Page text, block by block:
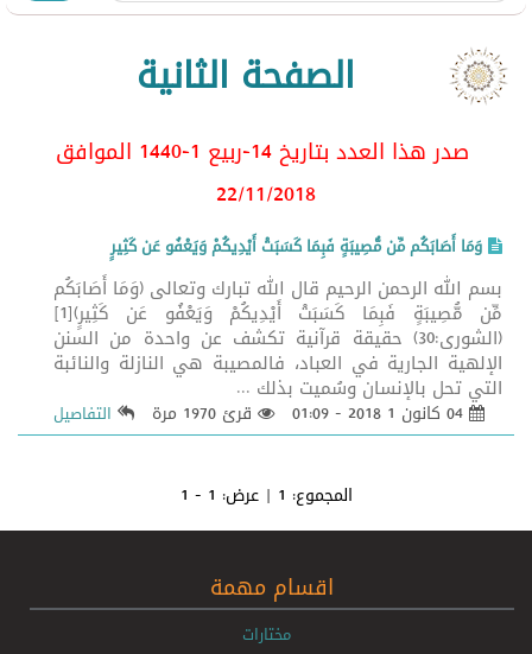
الصفحة الثانية
صدر هذا العدد بتاريخ 14-ربيع 1-1440 الموافق
22/11/2018
وَمَا أَصَابَكُم مِّن مُّصِيبَةٍ فَبِمَا كَسَبَتْ أَيْدِيكُمْ وَيَعْفُو عَن كَثِيرٍ
بسم الله الرحمن الرحيم قال الله تبارك وتعالى (وَمَا أَصَابَكُم
مِّن مُّصِيبَةٍ فَبِمَا كَسَبَتْ أَيْدِيكُمْ وَيَعْفُو عَن كَثِيرٍ)[1]
(الشورى:30) حقيقة قرآنية تكشف عن واحدة من السنن
الإلهية الجارية في العباد، فالمصيبة هي النازلة والنائبة
التي تحل بالإنسان وسُميت بذلك ...
قرئ 1970 مرة التفاصيل
المجموع: 1 | عرض: 1 - 1
اقسام مهمة
مختارات